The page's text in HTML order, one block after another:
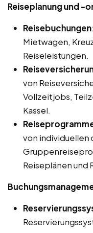
Reiseplanung und -
Reisebuchungen
Mietwagen,
Reiseleistungen.
von
Vollzeitjobs,
Kassel.
von individuellen
Reiseplänen und